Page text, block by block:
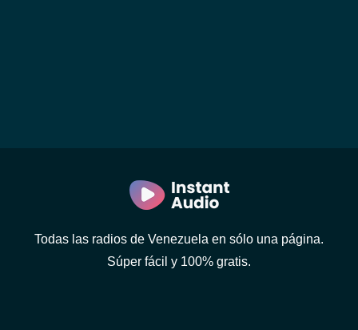
Todas las radios de Venezuela en sólo una página.
Súper fácil y 100% gratis.